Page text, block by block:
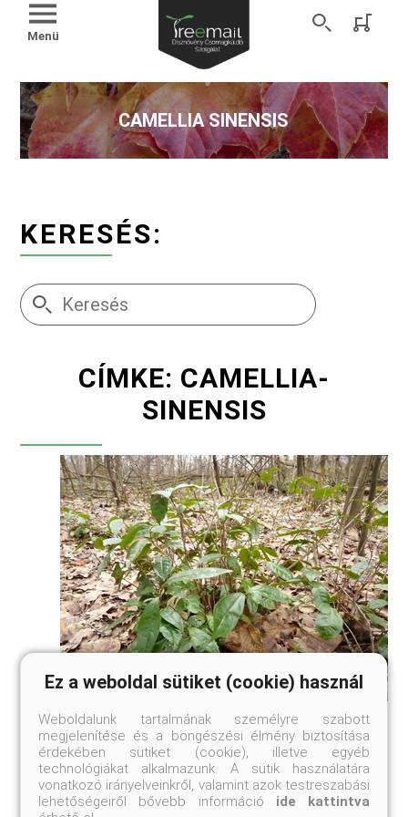
Menü
CAMELLIA SINENSIS
KERESÉS:
CÍMKE: CAMELLIA-
SINENSIS
Pusztulás fenyegeti Sztálin munkácsi
teaültetvényét
Gazdátlanság következtében hamarosan eltűnhet a világ
egyik legészakibb (DNy-Angliában van a legészakibb)
fekvésű teaültetvénye a kárpátaljai Munkács mellett. A
Ez a weboldal sütiket (cookie) használ
Weboldalunk tartalmának személyre szabott
megjelenítése és a böngészési élmény biztosítása
érdekében sütiket (cookie), illetve egyéb
technológiákat alkalmazunk. A sütik használatára
vonatkozó irányelveinkről, valamint azok testreszabási
lehetőségeiről bővebb információ ide kattintva